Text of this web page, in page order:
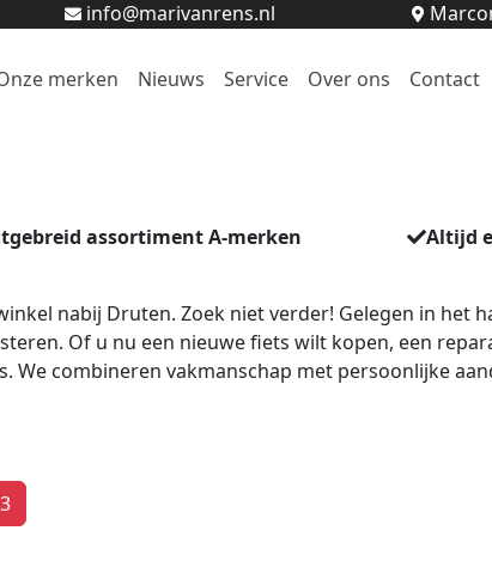
info@marivanrens.nl
merken Nieuws Service Over ons Contact
assortiment A-merken Altijd
nabij Druten. Zoek niet verder! Gelegen in het
Of u nu een nieuwe fiets wilt kopen, een
We combineren vakmanschap met persoonlijke